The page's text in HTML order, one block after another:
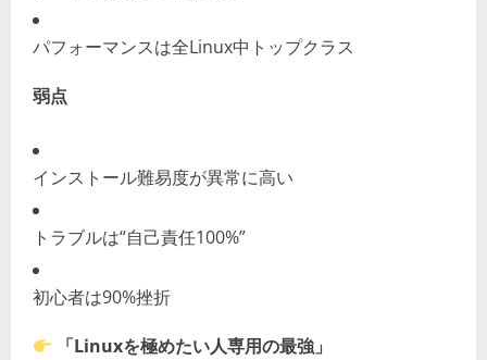
パフォーマンスは全Linux中トップクラス
弱点
インストール難易度が異常に高い
トラブルは“自己責任100%”
初心者は90%挫折
「Linuxを極めたい人専用の最強」